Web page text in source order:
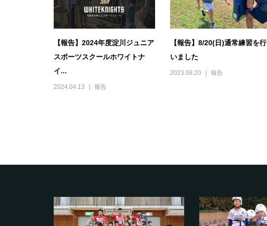
【報告】2024年度淀川ジュニア
スポーツスクールホワイトナ
イ...
2024.04.13 報告
【報告】8/20(日)通常練習を行
いました
2023.08.20 報告